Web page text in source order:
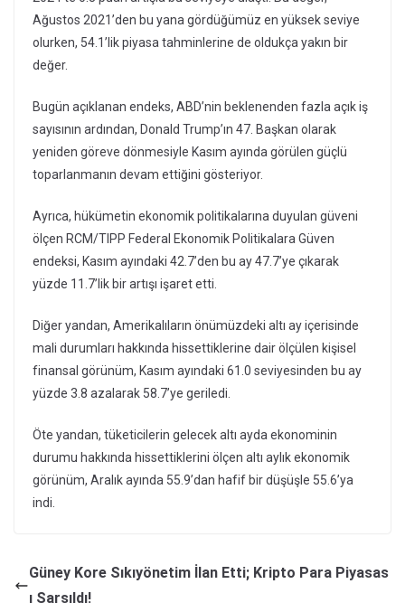
Ağustos 2021’den bu yana gördüğümüz en yüksek seviye
olurken, 54.1’lik piyasa tahminlerine de oldukça yakın bir
değer.
Bugün açıklanan endeks, ABD’nin beklenenden fazla açık iş
sayısının ardından, Donald Trump’ın 47. Başkan olarak
yeniden göreve dönmesiyle Kasım ayında görülen güçlü
toparlanmanın devam ettiğini gösteriyor.
Ayrıca, hükümetin ekonomik politikalarına duyulan güveni
ölçen RCM/TIPP Federal Ekonomik Politikalara Güven
endeksi, Kasım ayındaki 42.7’den bu ay 47.7’ye çıkarak
yüzde 11.7’lik bir artışı işaret etti.
Diğer yandan, Amerikalıların önümüzdeki altı ay içerisinde
mali durumları hakkında hissettiklerine dair ölçülen kişisel
finansal görünüm, Kasım ayındaki 61.0 seviyesinden bu ay
yüzde 3.8 azalarak 58.7’ye geriledi.
Öte yandan, tüketicilerin gelecek altı ayda ekonominin
durumu hakkında hissettiklerini ölçen altı aylık ekonomik
görünüm, Aralık ayında 55.9’dan hafif bir düşüşle 55.6’ya
indi.
Güney Kore Sıkıyönetim İlan Etti; Kripto Para Piyasas
ı Sarsıldı!